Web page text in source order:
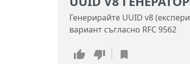
Генерирайте UUID v8
вариант съгласно RFC 9562